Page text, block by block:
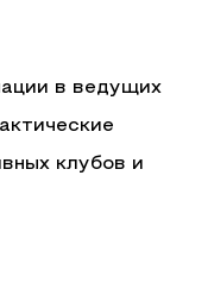
в ведущих
клубов и